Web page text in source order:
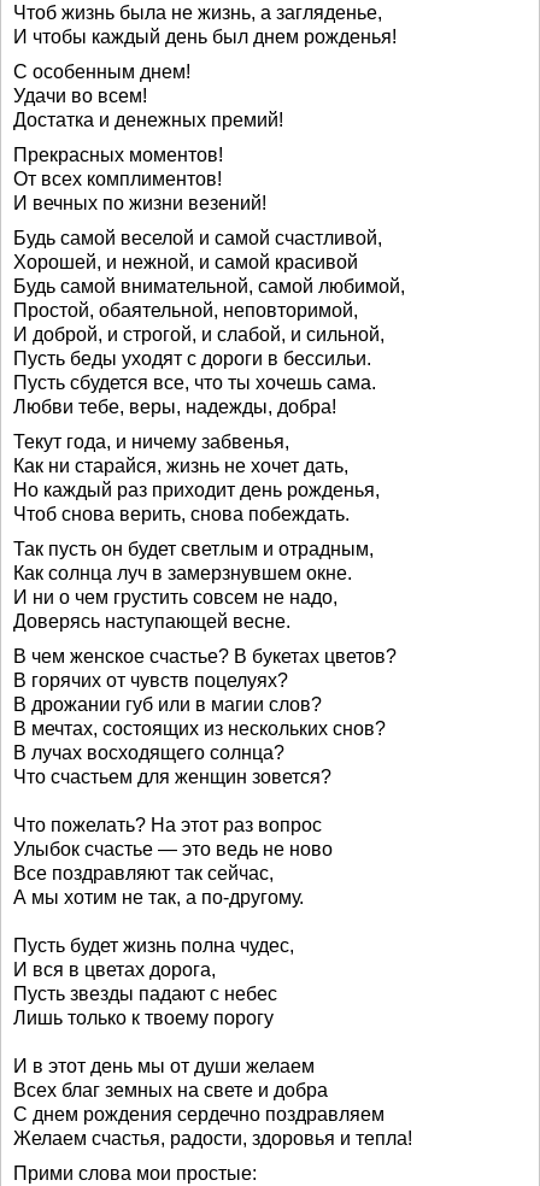
Чтоб жизнь была не жизнь, а загляденье,
И чтобы каждый день был днем рожденья!
С особенным днем!
Удачи во всем!
Достатка и денежных премий!
Прекрасных моментов!
От всех комплиментов!
И вечных по жизни везений!
Будь самой веселой и самой счастливой,
Хорошей, и нежной, и самой красивой
Будь самой внимательной, самой любимой,
Простой, обаятельной, неповторимой,
И доброй, и строгой, и слабой, и сильной,
Пусть беды уходят с дороги в бессильи.
Пусть сбудется все, что ты хочешь сама.
Любви тебе, веры, надежды, добра!
Текут года, и ничему забвенья,
Как ни старайся, жизнь не хочет дать,
Но каждый раз приходит день рожденья,
Чтоб снова верить, снова побеждать.
Так пусть он будет светлым и отрадным,
Как солнца луч в замерзнувшем окне.
И ни о чем грустить совсем не надо,
Доверясь наступающей весне.
В чем женское счастье? В букетах цветов?
В горячих от чувств поцелуях?
В дрожании губ или в магии слов?
В мечтах, состоящих из нескольких снов?
В лучах восходящего солнца?
Что счастьем для женщин зовется?
Что пожелать? На этот раз вопрос
Улыбок счастье — это ведь не ново
Все поздравляют так сейчас,
А мы хотим не так, а по-другому.
Пусть будет жизнь полна чудес,
И вся в цветах дорога,
Пусть звезды падают с небес
Лишь только к твоему порогу
И в этот день мы от души желаем
Всех благ земных на свете и добра
С днем рождения сердечно поздравляем
Желаем счастья, радости, здоровья и тепла!
Прими слова мои простые: